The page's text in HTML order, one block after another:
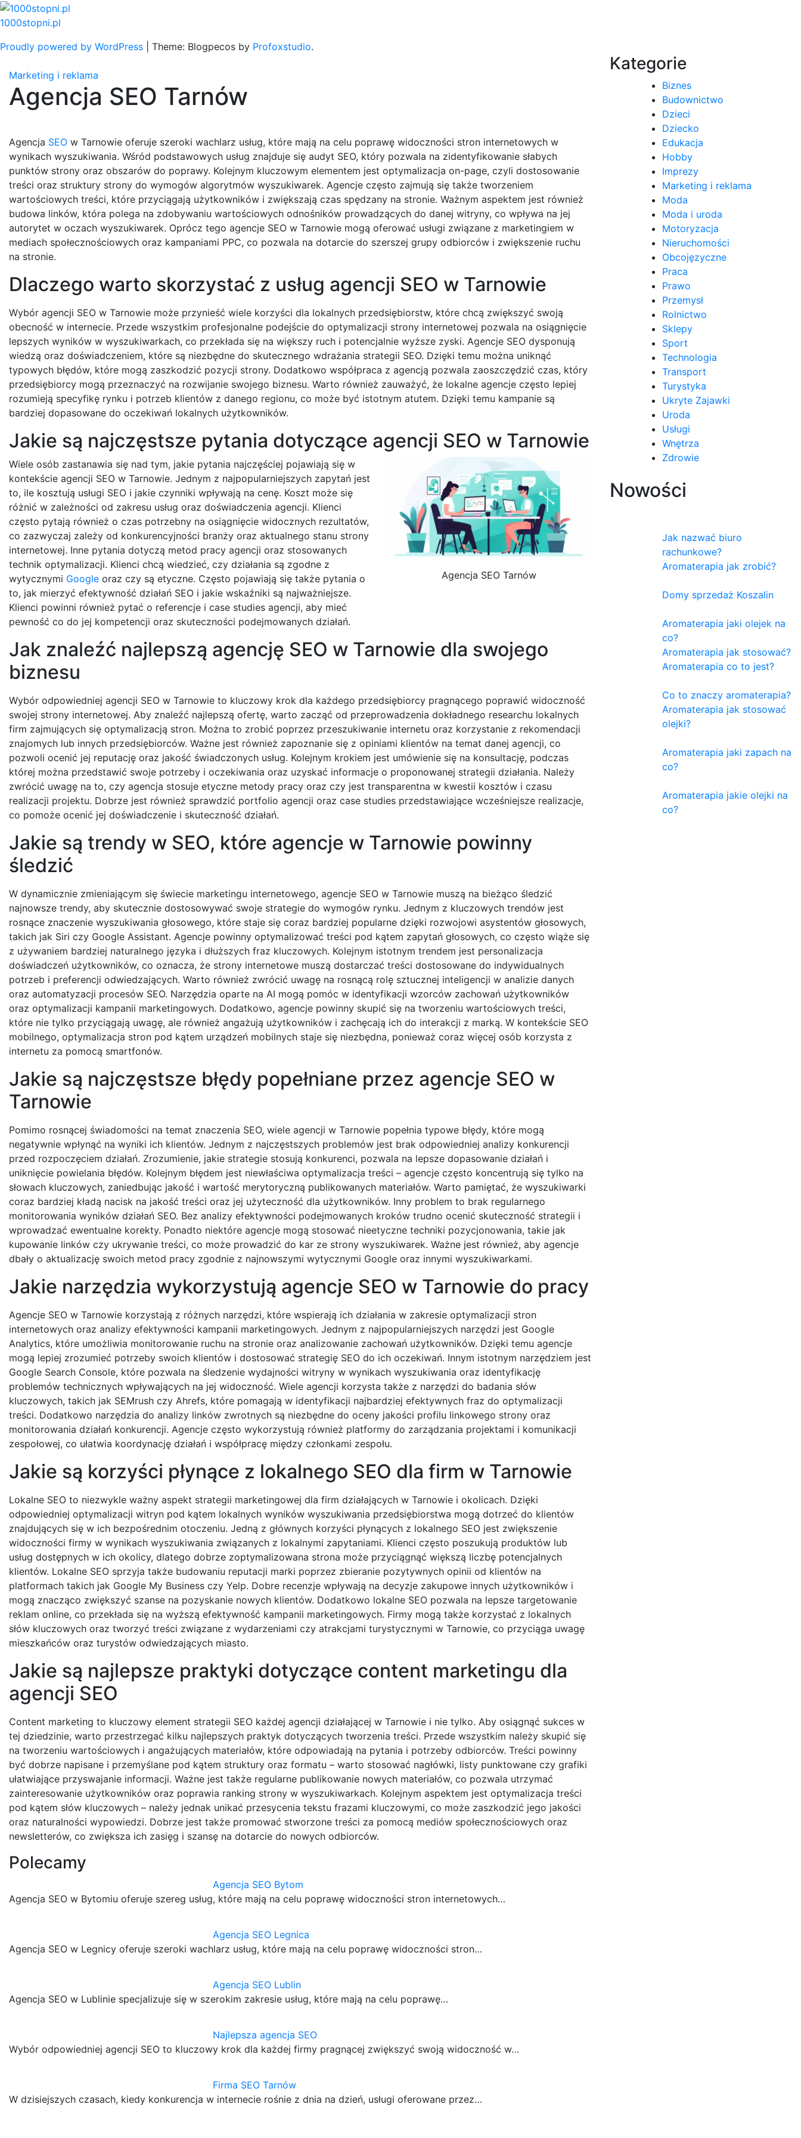
Skip
to
1000stopni.pl
Proudly powered by WordPress
Theme: Blogpecos by Profoxstudio.
Marketing i reklama
Agencja SEO Tarnów
Agencja SEO w Tarnowie oferuje szeroki wachlarz usług, które mają na celu poprawę widoczności stron internetowych w
wynikach wyszukiwania. Wśród podstawowych usług znajduje się audyt SEO, który pozwala na zidentyfikowanie słabych
punktów strony oraz obszarów do poprawy. Kolejnym kluczowym elementem jest optymalizacja on-page, czyli dostosowanie
treści oraz struktury strony do wymogów algorytmów wyszukiwarek. Agencje często zajmują się także tworzeniem
wartościowych treści, które przyciągają użytkowników i zwiększają czas spędzany na stronie. Ważnym aspektem jest również
budowa linków, która polega na zdobywaniu wartościowych odnośników prowadzących do danej witryny, co wpływa na jej
autorytet w oczach wyszukiwarek. Oprócz tego agencje SEO w Tarnowie mogą oferować usługi związane z marketingiem w
mediach społecznościowych oraz kampaniami PPC, co pozwala na dotarcie do szerszej grupy odbiorców i zwiększenie ruchu
na stronie.
Dlaczego warto skorzystać z usług agencji SEO w Tarnowie
Wybór agencji SEO w Tarnowie może przynieść wiele korzyści dla lokalnych przedsiębiorstw, które chcą zwiększyć swoją
obecność w internecie. Przede wszystkim profesjonalne podejście do optymalizacji strony internetowej pozwala na osiągnięcie
lepszych wyników w wyszukiwarkach, co przekłada się na większy ruch i potencjalnie wyższe zyski. Agencje SEO dysponują
wiedzą oraz doświadczeniem, które są niezbędne do skutecznego wdrażania strategii SEO. Dzięki temu można uniknąć
typowych błędów, które mogą zaszkodzić pozycji strony. Dodatkowo współpraca z agencją pozwala zaoszczędzić czas, który
przedsiębiorcy mogą przeznaczyć na rozwijanie swojego biznesu. Warto również zauważyć, że lokalne agencje często lepiej
rozumieją specyfikę rynku i potrzeb klientów z danego regionu, co może być istotnym atutem. Dzięki temu kampanie są
bardziej dopasowane do oczekiwań lokalnych użytkowników.
Jakie są najczęstsze pytania dotyczące agencji SEO w Tarnowie
Agencja SEO Tarnów
Wiele osób zastanawia się nad tym, jakie pytania najczęściej pojawiają się w
kontekście agencji SEO w Tarnowie. Jednym z najpopularniejszych zapytań jest
to, ile kosztują usługi SEO i jakie czynniki wpływają na cenę. Koszt może się
różnić w zależności od zakresu usług oraz doświadczenia agencji. Klienci
często pytają również o czas potrzebny na osiągnięcie widocznych rezultatów,
co zazwyczaj zależy od konkurencyjności branży oraz aktualnego stanu strony
internetowej. Inne pytania dotyczą metod pracy agencji oraz stosowanych
technik optymalizacji. Klienci chcą wiedzieć, czy działania są zgodne z
wytycznymi Google oraz czy są etyczne. Często pojawiają się także pytania o
to, jak mierzyć efektywność działań SEO i jakie wskaźniki są najważniejsze.
Klienci powinni również pytać o referencje i case studies agencji, aby mieć
pewność co do jej kompetencji oraz skuteczności podejmowanych działań.
Jak znaleźć najlepszą agencję SEO w Tarnowie dla swojego
biznesu
Wybór odpowiedniej agencji SEO w Tarnowie to kluczowy krok dla każdego przedsiębiorcy pragnącego poprawić widoczność
swojej strony internetowej. Aby znaleźć najlepszą ofertę, warto zacząć od przeprowadzenia dokładnego researchu lokalnych
firm zajmujących się optymalizacją stron. Można to zrobić poprzez przeszukiwanie internetu oraz korzystanie z rekomendacji
znajomych lub innych przedsiębiorców. Ważne jest również zapoznanie się z opiniami klientów na temat danej agencji, co
pozwoli ocenić jej reputację oraz jakość świadczonych usług. Kolejnym krokiem jest umówienie się na konsultację, podczas
której można przedstawić swoje potrzeby i oczekiwania oraz uzyskać informacje o proponowanej strategii działania. Należy
zwrócić uwagę na to, czy agencja stosuje etyczne metody pracy oraz czy jest transparentna w kwestii kosztów i czasu
realizacji projektu. Dobrze jest również sprawdzić portfolio agencji oraz case studies przedstawiające wcześniejsze realizacje,
co pomoże ocenić jej doświadczenie i skuteczność działań.
Jakie są trendy w SEO, które agencje w Tarnowie powinny
śledzić
W dynamicznie zmieniającym się świecie marketingu internetowego, agencje SEO w Tarnowie muszą na bieżąco śledzić
najnowsze trendy, aby skutecznie dostosowywać swoje strategie do wymogów rynku. Jednym z kluczowych trendów jest
rosnące znaczenie wyszukiwania głosowego, które staje się coraz bardziej popularne dzięki rozwojowi asystentów głosowych,
takich jak Siri czy Google Assistant. Agencje powinny optymalizować treści pod kątem zapytań głosowych, co często wiąże się
z używaniem bardziej naturalnego języka i dłuższych fraz kluczowych. Kolejnym istotnym trendem jest personalizacja
doświadczeń użytkowników, co oznacza, że strony internetowe muszą dostarczać treści dostosowane do indywidualnych
potrzeb i preferencji odwiedzających. Warto również zwrócić uwagę na rosnącą rolę sztucznej inteligencji w analizie danych
oraz automatyzacji procesów SEO. Narzędzia oparte na AI mogą pomóc w identyfikacji wzorców zachowań użytkowników
oraz optymalizacji kampanii marketingowych. Dodatkowo, agencje powinny skupić się na tworzeniu wartościowych treści,
które nie tylko przyciągają uwagę, ale również angażują użytkowników i zachęcają ich do interakcji z marką. W kontekście SEO
mobilnego, optymalizacja stron pod kątem urządzeń mobilnych staje się niezbędna, ponieważ coraz więcej osób korzysta z
internetu za pomocą smartfonów.
Jakie są najczęstsze błędy popełniane przez agencje SEO w
Tarnowie
Pomimo rosnącej świadomości na temat znaczenia SEO, wiele agencji w Tarnowie popełnia typowe błędy, które mogą
negatywnie wpłynąć na wyniki ich klientów. Jednym z najczęstszych problemów jest brak odpowiedniej analizy konkurencji
przed rozpoczęciem działań. Zrozumienie, jakie strategie stosują konkurenci, pozwala na lepsze dopasowanie działań i
uniknięcie powielania błędów. Kolejnym błędem jest niewłaściwa optymalizacja treści – agencje często koncentrują się tylko na
słowach kluczowych, zaniedbując jakość i wartość merytoryczną publikowanych materiałów. Warto pamiętać, że wyszukiwarki
coraz bardziej kładą nacisk na jakość treści oraz jej użyteczność dla użytkowników. Inny problem to brak regularnego
monitorowania wyników działań SEO. Bez analizy efektywności podejmowanych kroków trudno ocenić skuteczność strategii i
wprowadzać ewentualne korekty. Ponadto niektóre agencje mogą stosować nieetyczne techniki pozycjonowania, takie jak
kupowanie linków czy ukrywanie treści, co może prowadzić do kar ze strony wyszukiwarek. Ważne jest również, aby agencje
dbały o aktualizację swoich metod pracy zgodnie z najnowszymi wytycznymi Google oraz innymi wyszukiwarkami.
Jakie narzędzia wykorzystują agencje SEO w Tarnowie do pracy
Agencje SEO w Tarnowie korzystają z różnych narzędzi, które wspierają ich działania w zakresie optymalizacji stron
internetowych oraz analizy efektywności kampanii marketingowych. Jednym z najpopularniejszych narzędzi jest Google
Analytics, które umożliwia monitorowanie ruchu na stronie oraz analizowanie zachowań użytkowników. Dzięki temu agencje
mogą lepiej zrozumieć potrzeby swoich klientów i dostosować strategię SEO do ich oczekiwań. Innym istotnym narzędziem jest
Google Search Console, które pozwala na śledzenie wydajności witryny w wynikach wyszukiwania oraz identyfikację
problemów technicznych wpływających na jej widoczność. Wiele agencji korzysta także z narzędzi do badania słów
kluczowych, takich jak SEMrush czy Ahrefs, które pomagają w identyfikacji najbardziej efektywnych fraz do optymalizacji
treści. Dodatkowo narzędzia do analizy linków zwrotnych są niezbędne do oceny jakości profilu linkowego strony oraz
monitorowania działań konkurencji. Agencje często wykorzystują również platformy do zarządzania projektami i komunikacji
zespołowej, co ułatwia koordynację działań i współpracę między członkami zespołu.
Jakie są korzyści płynące z lokalnego SEO dla firm w Tarnowie
Lokalne SEO to niezwykle ważny aspekt strategii marketingowej dla firm działających w Tarnowie i okolicach. Dzięki
odpowiedniej optymalizacji witryn pod kątem lokalnych wyników wyszukiwania przedsiębiorstwa mogą dotrzeć do klientów
znajdujących się w ich bezpośrednim otoczeniu. Jedną z głównych korzyści płynących z lokalnego SEO jest zwiększenie
widoczności firmy w wynikach wyszukiwania związanych z lokalnymi zapytaniami. Klienci często poszukują produktów lub
usług dostępnych w ich okolicy, dlatego dobrze zoptymalizowana strona może przyciągnąć większą liczbę potencjalnych
klientów. Lokalne SEO sprzyja także budowaniu reputacji marki poprzez zbieranie pozytywnych opinii od klientów na
platformach takich jak Google My Business czy Yelp. Dobre recenzje wpływają na decyzje zakupowe innych użytkowników i
mogą znacząco zwiększyć szanse na pozyskanie nowych klientów. Dodatkowo lokalne SEO pozwala na lepsze targetowanie
reklam online, co przekłada się na wyższą efektywność kampanii marketingowych. Firmy mogą także korzystać z lokalnych
słów kluczowych oraz tworzyć treści związane z wydarzeniami czy atrakcjami turystycznymi w Tarnowie, co przyciąga uwagę
mieszkańców oraz turystów odwiedzających miasto.
Jakie są najlepsze praktyki dotyczące content marketingu dla
agencji SEO
Content marketing to kluczowy element strategii SEO każdej agencji działającej w Tarnowie i nie tylko. Aby osiągnąć sukces w
tej dziedzinie, warto przestrzegać kilku najlepszych praktyk dotyczących tworzenia treści. Przede wszystkim należy skupić się
na tworzeniu wartościowych i angażujących materiałów, które odpowiadają na pytania i potrzeby odbiorców. Treści powinny
być dobrze napisane i przemyślane pod kątem struktury oraz formatu – warto stosować nagłówki, listy punktowane czy grafiki
ułatwiające przyswajanie informacji. Ważne jest także regularne publikowanie nowych materiałów, co pozwala utrzymać
zainteresowanie użytkowników oraz poprawia ranking strony w wyszukiwarkach. Kolejnym aspektem jest optymalizacja treści
pod kątem słów kluczowych – należy jednak unikać przesycenia tekstu frazami kluczowymi, co może zaszkodzić jego jakości
oraz naturalności wypowiedzi. Dobrze jest także promować stworzone treści za pomocą mediów społecznościowych oraz
newsletterów, co zwiększa ich zasięg i szansę na dotarcie do nowych odbiorców.
Polecamy
Agencja SEO Bytom
Agencja SEO w Bytomiu oferuje szereg usług, które mają na celu poprawę widoczności stron internetowych…
Agencja SEO Legnica
Agencja SEO w Legnicy oferuje szeroki wachlarz usług, które mają na celu poprawę widoczności stron…
Agencja SEO Lublin
Agencja SEO w Lublinie specjalizuje się w szerokim zakresie usług, które mają na celu poprawę…
Najlepsza agencja SEO
Wybór odpowiedniej agencji SEO to kluczowy krok dla każdej firmy pragnącej zwiększyć swoją widoczność w…
Firma SEO Tarnów
W dzisiejszych czasach, kiedy konkurencja w internecie rośnie z dnia na dzień, usługi oferowane przez…
Kategorie
Biznes
Budownictwo
Dzieci
Dziecko
Edukacja
Hobby
Imprezy
Marketing i reklama
Moda
Moda i uroda
Motoryzacja
Nieruchomości
Obcojęzyczne
Praca
Prawo
Przemysł
Rolnictwo
Sklepy
Sport
Technologia
Transport
Turystyka
Ukryte Zajawki
Uroda
Usługi
Wnętrza
Zdrowie
Nowości
Jak nazwać biuro
rachunkowe?
Aromaterapia jak zrobić?
Domy sprzedaż Koszalin
Aromaterapia jaki olejek na
co?
Aromaterapia jak stosować?
Aromaterapia co to jest?
Co to znaczy aromaterapia?
Aromaterapia jak stosować
olejki?
Aromaterapia jaki zapach na
co?
Aromaterapia jakie olejki na
co?